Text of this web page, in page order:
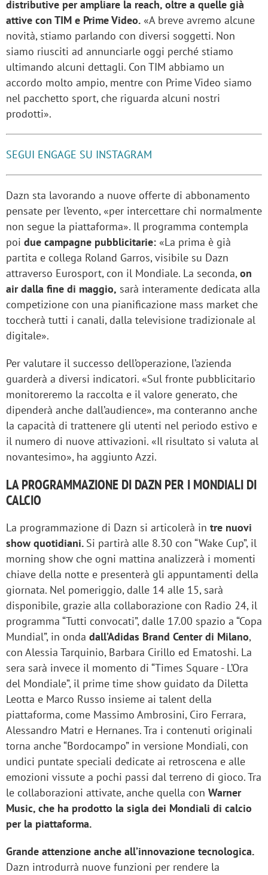
distributive per ampliare la reach, oltre a quelle già
attive con TIM e Prime Video. «A breve avremo alcune
novità, stiamo parlando con diversi soggetti. Non
siamo riusciti ad annunciarle oggi perché stiamo
ultimando alcuni dettagli. Con TIM abbiamo un
accordo molto ampio, mentre con Prime Video siamo
nel pacchetto sport, che riguarda alcuni nostri
prodotti».
SEGUI ENGAGE SU INSTAGRAM
Dazn sta lavorando a nuove offerte di abbonamento
pensate per l’evento, «per intercettare chi normalmente
non segue la piattaforma». Il programma contempla
poi due campagne pubblicitarie: «La prima è già
partita e collega Roland Garros, visibile su Dazn
attraverso Eurosport, con il Mondiale. La seconda,on
air dalla fine di maggio, sarà interamente dedicata alla
competizione con una pianificazione mass market che
toccherà tutti i canali, dalla televisione tradizionale al
digitale».
Per valutare il successo dell’operazione, l’azienda
guarderà a diversi indicatori. «Sul fronte pubblicitario
monitoreremo la raccolta e il valore generato, che
dipenderà anche dall’audience», ma conteranno anche
la capacità di trattenere gli utenti nel periodo estivo e
il numero di nuove attivazioni. «Il risultato si valuta al
novantesimo», ha aggiunto Azzi.
LA PROGRAMMAZIONE DI DAZN PER I MONDIALI DI
CALCIO
La programmazione di Dazn si articolerà in tre nuovi
show quotidiani. Si partirà alle 8.30 con “Wake Cup”, il
morning show che ogni mattina analizzerà i momenti
chiave della notte e presenterà gli appuntamenti della
giornata. Nel pomeriggio, dalle 14 alle 15, sarà
disponibile, grazie alla collaborazione con Radio 24, il
programma “Tutti convocati”, dalle 17.00 spazio a “Copa
Mundial”, in onda dall’Adidas Brand Center di Milano,
con Alessia Tarquinio, Barbara Cirillo ed Ematoshi. La
sera sarà invece il momento di “Times Square - L’Ora
del Mondiale”, il prime time show guidato da Diletta
Leotta e Marco Russo insieme ai talent della
piattaforma, come Massimo Ambrosini, Ciro Ferrara,
Alessandro Matri e Hernanes. Tra i contenuti originali
torna anche “Bordocampo” in versione Mondiali, con
undici puntate speciali dedicate ai retroscena e alle
emozioni vissute a pochi passi dal terreno di gioco. Tra
le collaborazioni attivate, anche quella con Warner
Music, che ha prodotto la sigla dei Mondiali di calcio
per la piattaforma.
Grande attenzione anche all’innovazione tecnologica.
Dazn introdurrà nuove funzioni per rendere la